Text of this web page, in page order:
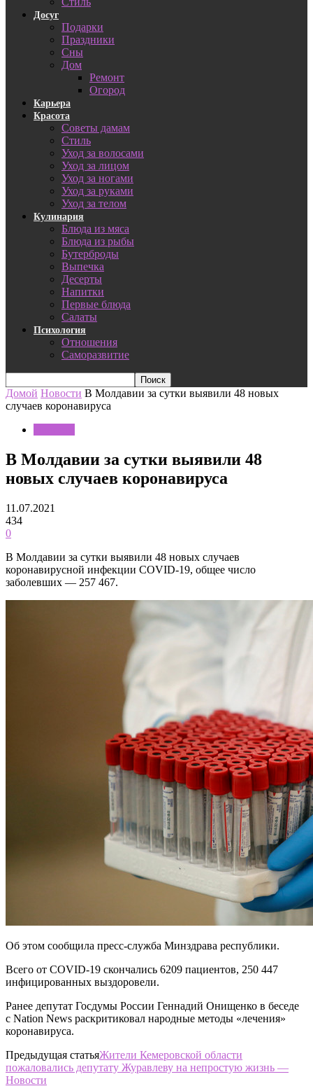
Досуг
Подарки
Праздники
Сны
Дом
Ремонт
Огород
Карьера
Красота
Советы дамам
Стиль
Уход за волосами
Уход за лицом
Уход за ногами
Уход за руками
Уход за телом
Кулинария
Блюда из мяса
Блюда из рыбы
Бутерброды
Выпечка
Десерты
Напитки
Первые блюда
Салаты
Психология
Отношения
Саморазвитие
Домой Новости В Молдавии за сутки выявили 48 новых
случаев коронавируса
В Молдавии за сутки выявили 48
новых случаев коронавируса
11.07.2021
434
0
В Молдавии за сутки выявили 48 новых случаев
коронавирусной инфекции COVID-19, общее число
заболевших — 257 467.
Об этом сообщила пресс-служба Минздрава республики.
Всего от COVID-19 скончались 6209 пациентов, 250 447
инфицированных выздоровели.
Ранее депутат Госдумы России Геннадий Онищенко в беседе
с Nation News раскритиковал народные методы «лечения»
коронавируса.
Предыдущая статьяЖители Кемеровской области
пожаловались депутату Журавлеву на непростую жизнь —
Новости